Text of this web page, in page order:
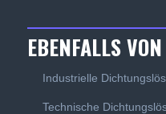
EBENFALLS
Industrielle
Technische